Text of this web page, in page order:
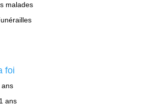
malades
foi
ans
ans